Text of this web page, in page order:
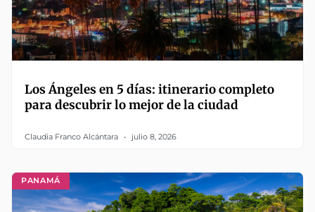
Los Ángeles en 5 días: itinerario completo
para descubrir lo mejor de la ciudad
Claudia Franco Alcántara julio 8, 2026
PANAMÁ